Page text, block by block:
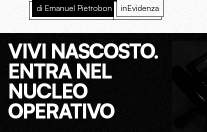
di Emanuel Pietrobon inEvidenza
VIVI NASCOSTO.
ENTRA NEL
NUCLEO
OPERATIVO